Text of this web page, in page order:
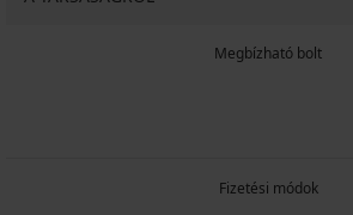
Megbízható bolt
Fizetési módok